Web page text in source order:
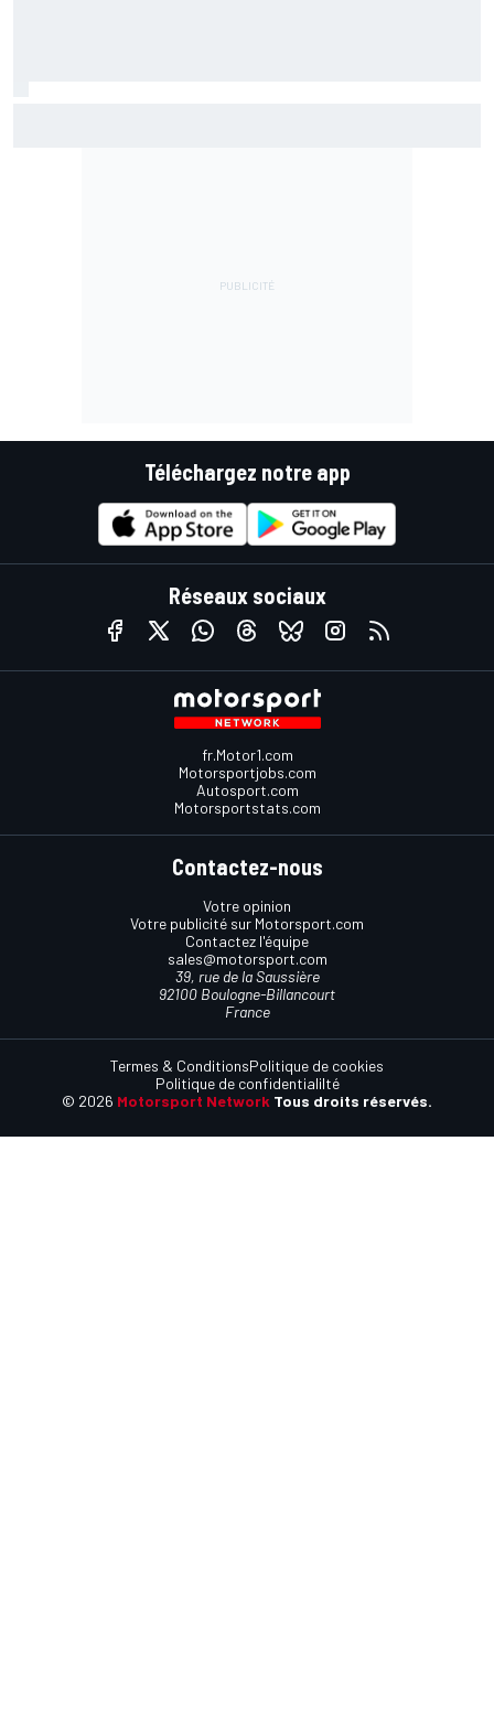
Téléchargez notre app
Réseaux sociaux
fr.Motor1.com
Motorsportjobs.com
Autosport.com
Motorsportstats.com
Contactez-nous
Votre opinion
Votre publicité sur Motorsport.com
Contactez l'équipe
sales@motorsport.com
39, rue de la Saussière
92100 Boulogne-Billancourt
France
© 2026 Motorsport Network Tous droits réservés.
Termes & ConditionsPolitique de cookies
Politique de confidentialilté